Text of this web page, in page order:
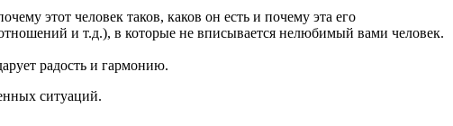
этот человек таков, каков он есть и почему эта его
и т.д.), в которые не вписывается нелюбимый вами человек.
радость и гармонию.
ситуаций.